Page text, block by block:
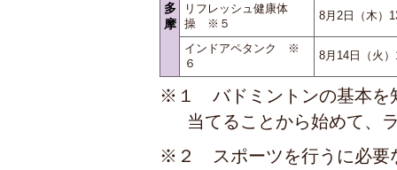
多
摩
リフレッシュ健康体
操 ※５
8月2日（木）
インドアペタンク ※
６
8月14日（火
※１ バドミントンの基本を
当てることから始めて、
※２ スポーツを行うに必要